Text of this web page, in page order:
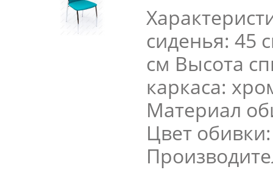
сиденья: 45
см Высота
каркаса:
Материал
Цвет